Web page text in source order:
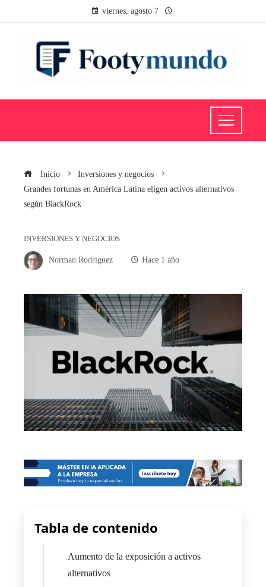
viernes, agosto 7
Inicio
Inversiones y negocios
Grandes fortunas en América Latina eligen activos alternativos
según BlackRock
INVERSIONES Y NEGOCIOS
Norman Rodriguez Hace 1 año
Tabla de contenido
Aumento de la exposición a activos
alternativos